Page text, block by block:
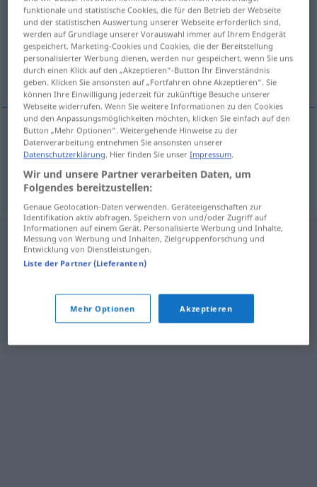
Übersicht aller Übersetzungen
(Für mehr Details die Übersetzung anklicken/antippen)
Imitation, Nachahmung
Imitationf imitace
Nachahmungf imitace
funktionale und statistische Cookies, die für den Betrieb der Webseite
und der statistischen Auswertung unserer Webseite erforderlich sind,
werden auf Grundlage unserer Vorauswahl immer auf Ihrem Endgerät
gespeichert. Marketing-Cookies und Cookies, die der Bereitstellung
personalisierter Werbung dienen, werden nur gespeichert, wenn Sie uns
durch einen Klick auf den „Akzeptieren“-Button Ihr Einverständnis
geben. Klicken Sie ansonsten auf „Fortfahren ohne Akzeptieren“. Sie
können Ihre Einwilligung jederzeit für zukünftige Besuche unserer
Webseite widerrufen. Wenn Sie weitere Informationen zu den Cookies
und den Anpassungsmöglichkeiten möchten, klicken Sie einfach auf den
Button „Mehr Optionen“. Weitergehende Hinweise zu der
Datenverarbeitung entnehmen Sie ansonsten unserer
Datenschutzerklärung. Hier finden Sie unserImpressum.
Wir und unsere Partner verarbeiten Daten, um
Folgendes bereitzustellen:
Genaue Geolocation-Daten verwenden. Geräteeigenschaften zur
Identifikation aktiv abfragen. Speichern von und/oder Zugriff auf
Informationen auf einem Gerät. Personalisierte Werbung und Inhalte,
Messung von Werbung und Inhalten, Zielgruppenforschung und
Entwicklung von Dienstleistungen.
Liste der Partner (Lieferanten)
Mehr Optionen Akzeptieren